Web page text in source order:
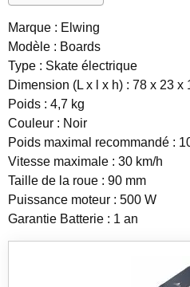
Marque : Elwing
Modèle : Boards
Type : Skate électrique
Dimension (L x l x h) : 78 x 23 x
Poids : 4,7 kg
Couleur : Noir
Poids maximal recommandé :
Vitesse maximale : 30 km/h
Taille de la roue : 90 mm
Puissance moteur : 500 W
Garantie Batterie : 1 an